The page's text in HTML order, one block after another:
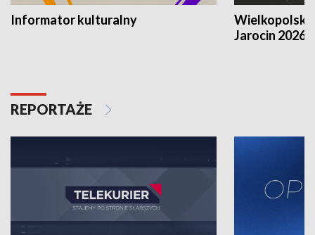
Informator kulturalny
Jarocin 2026
REPORTAŻE